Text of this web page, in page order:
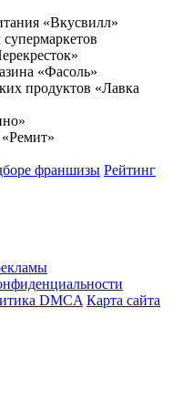
«Вкусвилл»
«Фасоль»
продуктов «Лавка
франшизы Рейтинг
DMCA Карта сайта